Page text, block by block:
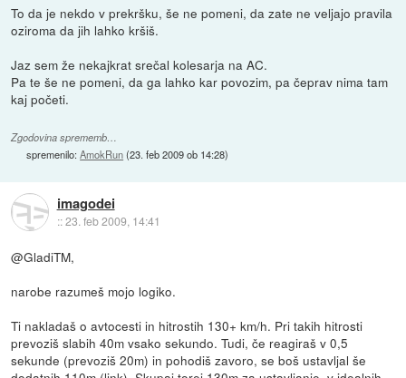
To da je nekdo v prekršku, še ne pomeni, da zate ne veljajo pravila
oziroma da jih lahko kršiš.
Jaz sem že nekajkrat srečal kolesarja na AC.
Pa te še ne pomeni, da ga lahko kar povozim, pa čeprav nima tam
kaj početi.
Zgodovina sprememb…
spremenilo:AmokRun(23. feb 2009 ob 14:28)
imagodei
::23. feb 2009, 14:41
@GladiTM,
narobe razumeš mojo logiko.
Ti nakladaš o avtocesti in hitrostih 130+ km/h. Pri takih hitrosti
prevoziš slabih 40m vsako sekundo. Tudi, če reagiraš v 0,5
sekunde (prevoziš 20m) in pohodiš zavoro, se boš ustavljal še